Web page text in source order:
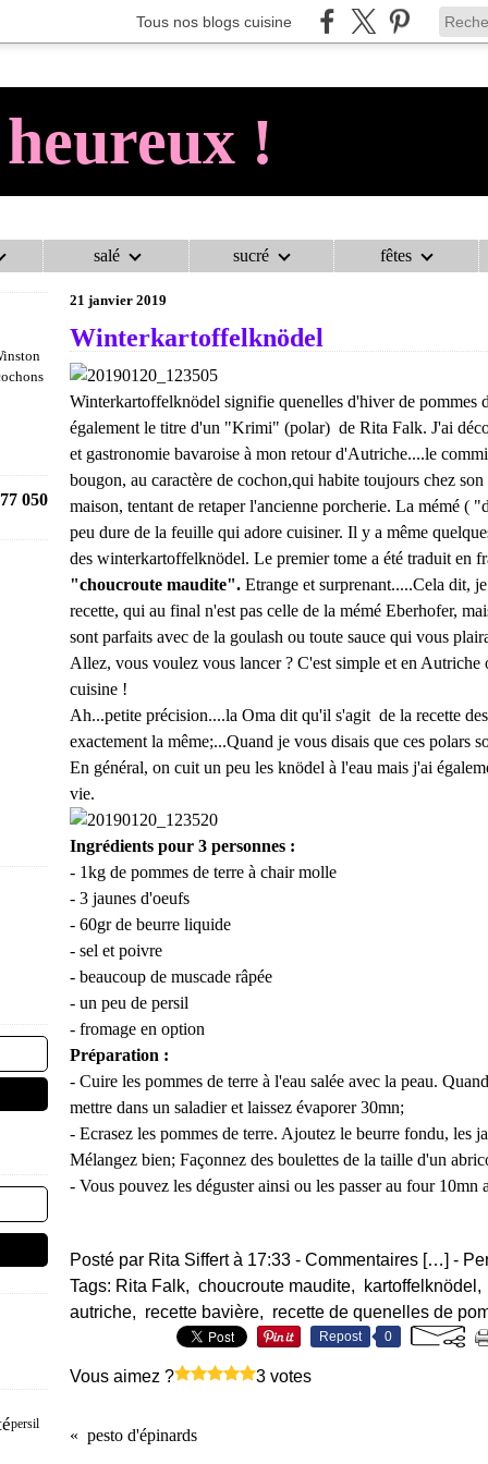
Tous nos blogs cuisine
!
salé sucré fêtes
050
persil
AU COCHON HEUREUX ! VÉGÉTARIEN
21 janvier 2019
Winterkartoffelknödel
Winterkartoffelknödel signifie quenelles d'hiver de pommes
également le titre d'un "Krimi" (polar) de Rita Falk. J'ai
et gastronomie bavaroise à mon retour d'Autriche....le
bougon, au caractère de cochon,qui habite toujours chez
maison, tentant de retaper l'ancienne porcherie. La mémé (
peu dure de la feuille qui adore cuisiner. Il y a même
des winterkartoffelknödel. Le premier tome a été traduit en
"choucroute maudite". Etrange et surprenant.....Cela dit,
recette, qui au final n'est pas celle de la mémé Eberhofer,
sont parfaits avec de la goulash ou toute sauce qui vous
Allez, vous voulez vous lancer ? C'est simple et en Autriche
cuisine !
Ah...petite précision....la Oma dit qu'il s'agit de la recette
exactement la même;...Quand je vous disais que ces polars
En général, on cuit un peu les knödel à l'eau mais j'ai
vie.
Ingrédients pour 3 personnes :
- 1kg de pommes de terre à chair molle
- 3 jaunes d'oeufs
- 60gr de beurre liquide
- sel et poivre
- beaucoup de muscade râpée
- un peu de persil
- fromage en option
Préparation :
- Cuire les pommes de terre à l'eau salée avec la peau.
mettre dans un saladier et laissez évaporer 30mn;
- Ecrasez les pommes de terre. Ajoutez le beurre fondu, les
Mélangez bien; Façonnez des boulettes de la taille d'un
- Vous pouvez les déguster ainsi ou les passer au four 10mn
Posté par Rita Siffert à 17:33 - Commentaires […] -
Tags: Rita Falk, choucroute maudite, kartoffelknödel
autriche, recette bavière, recette de quenelles de
Repost 0
Vous aimez ? 3 votes
pesto d'épinards